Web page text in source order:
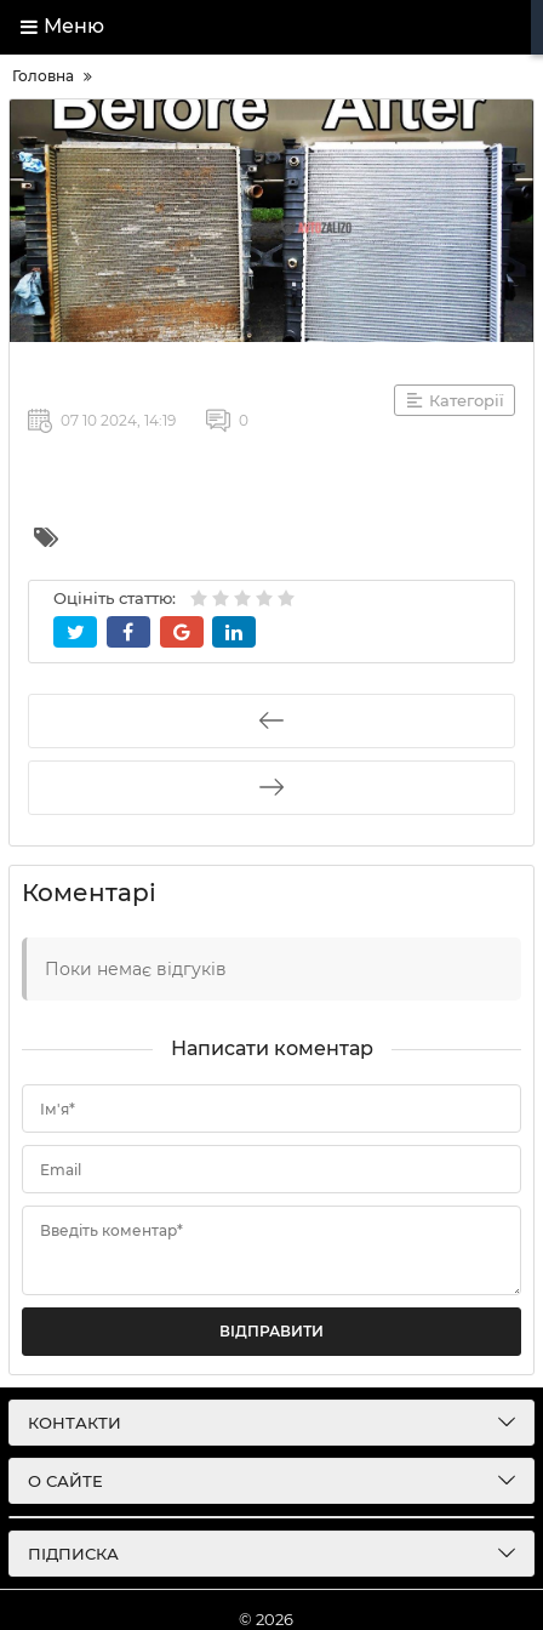
Меню
Головна
Категорії
07 10 2024, 14:19 0
Оцініть статтю:
Коментарі
Поки немає відгуків
Написати коментар
Ім'я*
Email
Введіть коментар*
ВІДПРАВИТИ
КОНТАКТИ
О САЙТЕ
ПІДПИСКА
© 2026